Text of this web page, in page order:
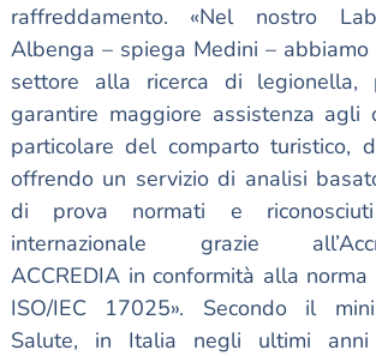
raffreddamento. «Nel nostro
Albenga – spiega Medini – abbiamo
settore alla ricerca di legionella,
garantire maggiore assistenza agli
particolare del comparto turistico,
offrendo un servizio di analisi
di prova normati e
internazionale grazie
ACCREDIA in conformità alla norma
ISO/IEC 17025». Secondo il
Salute, in Italia negli ultimi